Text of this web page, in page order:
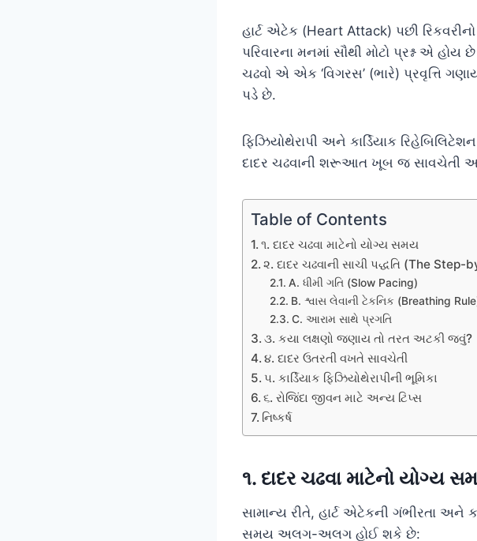
હાર્ટ એટેક (Heart Attack) પછી
પરિવારના મનમાં સૌથી મોટો પ્રશ્ન એ
ચઢવો એ એક ‘વિગરસ’ (ભારે) પ્રવૃત્તિ
પડે છે.
ફિઝિયોથેરાપી અને કાર્ડિયાક
દાદર ચઢવાની શરૂઆત ખૂબ જ સાવચેતી
Table of Contents
૧. દાદર ચઢવા માટેનો યોગ્ય સમય
૨. દાદર ચઢવાની સાચી પદ્ધતિ (The Step-
A. ધીમી ગતિ (Slow Pacing)
B. શ્વાસ લેવાની ટેકનિક (Breathing
C. આરામ સાથે પ્રગતિ
૩. કયા લક્ષણો જણાય તો તરત અટકી જવું?
૪. દાદર ઉતરતી વખતે સાવચેતી
૫. કાર્ડિયાક ફિઝિયોથેરાપીની ભૂમિકા
૬. રોજિંદા જીવન માટે અન્ય ટિપ્સ
નિષ્કર્ષ
૧. દાદર ચઢવા માટેનો યોગ્ય
સામાન્ય રીતે, હાર્ટ એટેકની ગંભીરતા અને
સમય અલગ-અલગ હોઈ શકે છે: